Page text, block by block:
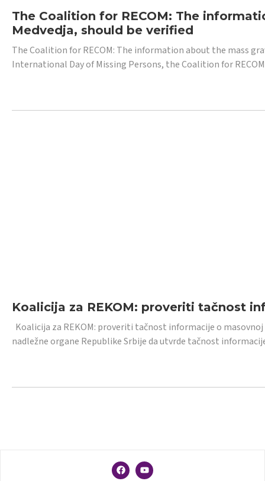
The Coalition for RECOM: The
Medvedja, should be verified
The Coalition for RECOM: The information about the mass
International Day of Missing Persons, the Coalition for
Koalicija za REKOM: proveriti tačnost
Koalicija za REKOM: proveriti tačnost informacije o
nadležne organe Republike Srbije da utvrde tačnost